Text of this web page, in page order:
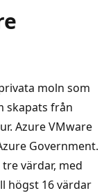
moln som
skapats från
Azure VMware
Government.
värdar, med
högst 16 värdar